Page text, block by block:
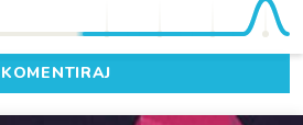
KOMENTIRAJ